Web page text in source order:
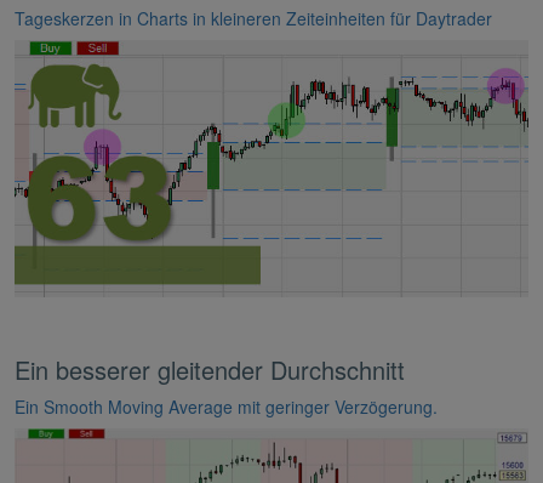
Tageskerzen in Charts in kleineren Zeiteinheiten für Daytrader
Ein besserer gleitender Durchschnitt
Ein Smooth Moving Average mit geringer Verzögerung.